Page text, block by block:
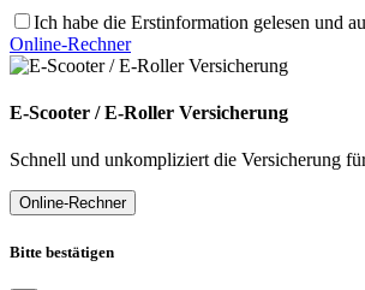
Ich habe die Erstinformation gelesen und
Online-Rechner
E-Scooter / E-Roller Versicherung
Schnell und unkompliziert die Versicherung
Online-Rechner
Bitte bestätigen